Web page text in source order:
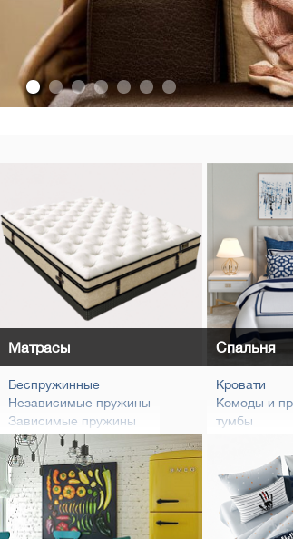
Матрасы
Беспружинные
Независимые пружины
Зависимые пружины
Рулонные
Натуральные
Детские
Матрасы для диванов
Спальня
Кровати
Комоды и
тумбы
Туалетные
Пуфы,
Каркасы,
Комплект